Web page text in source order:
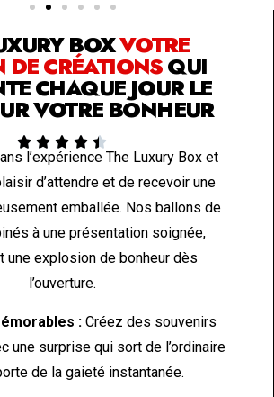
BOXVOTRE
CRÉATIONSQUI
CHAQUE JOUR LE
VOTRE BONHEUR
    
l’expérience The Luxury Box et
d’attendre et de recevoir une
emballée. Nos ballons de
à une présentation soignée,
une explosion de bonheur dès
l’ouverture.
: Créez des souvenirs
une surprise qui sort de l’ordinaire
de la gaieté instantanée.